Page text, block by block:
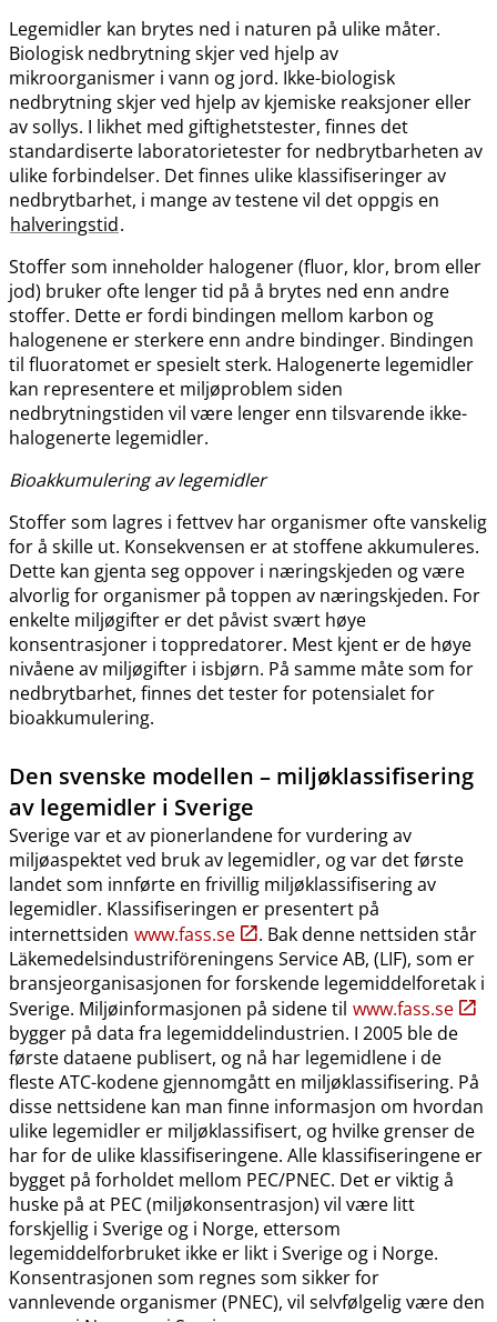
Legemidler kan brytes ned i naturen på ulike måter.
Biologisk nedbrytning skjer ved hjelp av
mikroorganismer i vann og jord. Ikke-biologisk
nedbrytning skjer ved hjelp av kjemiske reaksjoner eller
av sollys. I likhet med giftighetstester, finnes det
standardiserte laboratorietester for nedbrytbarheten av
ulike forbindelser. Det finnes ulike klassifiseringer av
nedbrytbarhet, i mange av testene vil det oppgis en
halveringstid.
Stoffer som inneholder halogener (fluor, klor, brom eller
jod) bruker ofte lenger tid på å brytes ned enn andre
stoffer. Dette er fordi bindingen mellom karbon og
halogenene er sterkere enn andre bindinger. Bindingen
til fluoratomet er spesielt sterk. Halogenerte legemidler
kan representere et miljøproblem siden
nedbrytningstiden vil være lenger enn tilsvarende ikke-
halogenerte legemidler.
Bioakkumulering av legemidler
Stoffer som lagres i fettvev har organismer ofte vanskelig
for å skille ut. Konsekvensen er at stoffene akkumuleres.
Dette kan gjenta seg oppover i næringskjeden og være
alvorlig for organismer på toppen av næringskjeden. For
enkelte miljøgifter er det påvist svært høye
konsentrasjoner i toppredatorer. Mest kjent er de høye
nivåene av miljøgifter i isbjørn. På samme måte som for
nedbrytbarhet, finnes det tester for potensialet for
bioakkumulering.
Den svenske modellen – miljøklassifisering
av legemidler i Sverige
Sverige var et av pionerlandene for vurdering av
miljøaspektet ved bruk av legemidler, og var det første
landet som innførte en frivillig miljøklassifisering av
legemidler. Klassifiseringen er presentert på
internettsiden www.fass.se
. Bak denne nettsiden står
Läkemedelsindustriföreningens Service AB, (LIF), som er
bransjeorganisasjonen for forskende legemiddelforetak i
Sverige. Miljøinformasjonen på sidene til www.fass.se
bygger på data fra legemiddelindustrien. I 2005 ble de
første dataene publisert, og nå har legemidlene i de
fleste ATC-kodene gjennomgått en miljøklassifisering. På
disse nettsidene kan man finne informasjon om hvordan
ulike legemidler er miljøklassifisert, og hvilke grenser de
har for de ulike klassifiseringene. Alle klassifiseringene er
bygget på forholdet mellom PEC​/​PNEC. Det er viktig å
huske på at PEC (miljøkonsentrasjon) vil være litt
forskjellig i Sverige og i Norge, ettersom
legemiddelforbruket ikke er likt i Sverige og i Norge.
Konsentrasjonen som regnes som sikker for
vannlevende organismer (PNEC), vil selvfølgelig være den